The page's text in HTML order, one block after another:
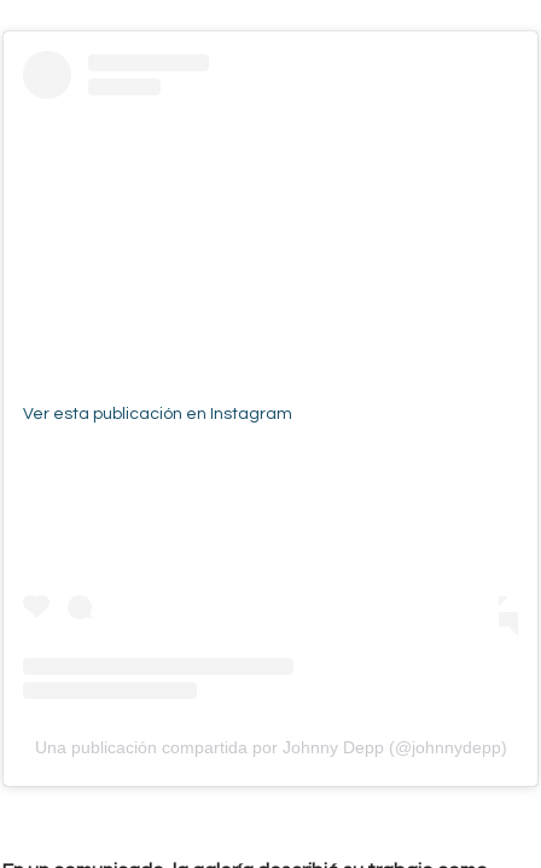
Ver esta publicación en Instagram
Una publicación compartida por Johnny Depp (@johnnydepp)